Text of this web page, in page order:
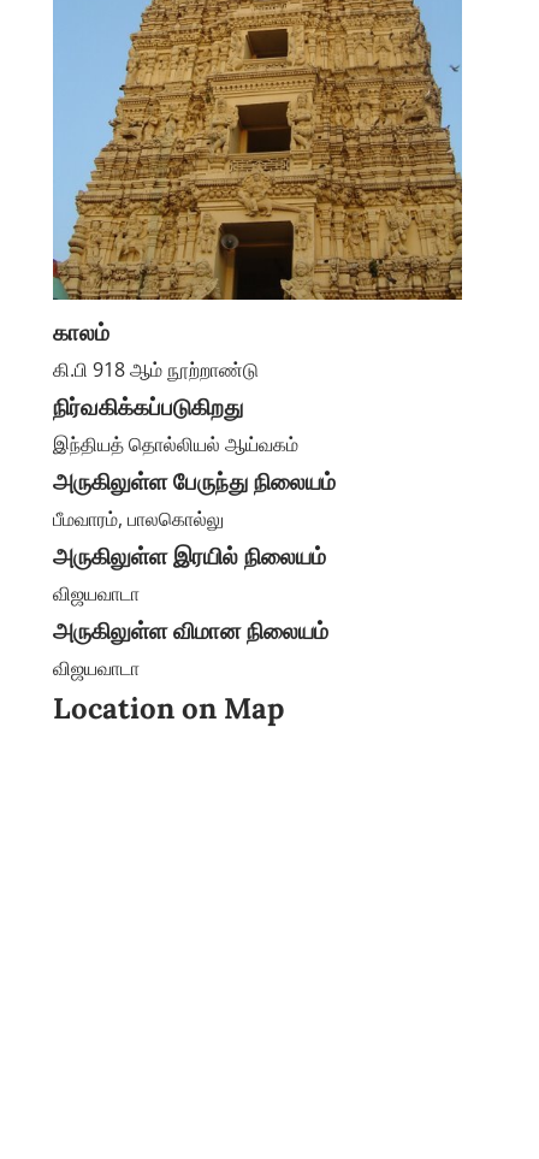
காலம்
கி.பி 918 ஆம் நூற்றாண்டு
நிர்வகிக்கப்படுகிறது
இந்தியத் தொல்லியல் ஆய்வகம்
அருகிலுள்ள பேருந்து நிலையம்
பீமவாரம், பாலகொல்லு
அருகிலுள்ள இரயில் நிலையம்
விஜயவாடா
அருகிலுள்ள விமான நிலையம்
விஜயவாடா
Location on Map